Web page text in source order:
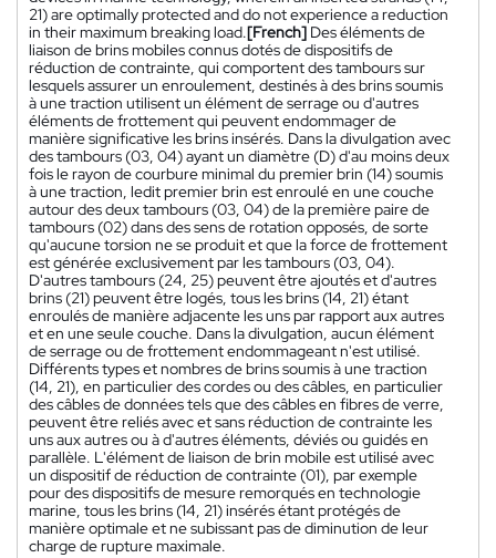
21) are optimally protected and do not experience a reduction
in their maximum breaking load.[French] Des éléments de
liaison de brins mobiles connus dotés de dispositifs de
réduction de contrainte, qui comportent des tambours sur
lesquels assurer un enroulement, destinés à des brins soumis
à une traction utilisent un élément de serrage ou d'autres
éléments de frottement qui peuvent endommager de
manière significative les brins insérés. Dans la divulgation avec
des tambours (03, 04) ayant un diamètre (D) d'au moins deux
fois le rayon de courbure minimal du premier brin (14) soumis
à une traction, ledit premier brin est enroulé en une couche
autour des deux tambours (03, 04) de la première paire de
tambours (02) dans des sens de rotation opposés, de sorte
qu'aucune torsion ne se produit et que la force de frottement
est générée exclusivement par les tambours (03, 04).
D'autres tambours (24, 25) peuvent être ajoutés et d'autres
brins (21) peuvent être logés, tous les brins (14, 21) étant
enroulés de manière adjacente les uns par rapport aux autres
et en une seule couche. Dans la divulgation, aucun élément
de serrage ou de frottement endommageant n'est utilisé.
Différents types et nombres de brins soumis à une traction
(14, 21), en particulier des cordes ou des câbles, en particulier
des câbles de données tels que des câbles en fibres de verre,
peuvent être reliés avec et sans réduction de contrainte les
uns aux autres ou à d'autres éléments, déviés ou guidés en
parallèle. L'élément de liaison de brin mobile est utilisé avec
un dispositif de réduction de contrainte (01), par exemple
pour des dispositifs de mesure remorqués en technologie
marine, tous les brins (14, 21) insérés étant protégés de
manière optimale et ne subissant pas de diminution de leur
charge de rupture maximale.